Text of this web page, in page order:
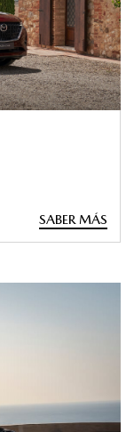
SABER MÁS